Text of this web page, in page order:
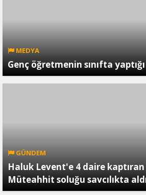
MEDYA
Genç öğretmenin sınıfta
GÜNDEM
Haluk Levent'e 4 daire kaptıran
Müteahhit soluğu savcılıkta